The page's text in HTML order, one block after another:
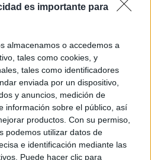
es importante para
almacenamos o accedemos a
tales como cookies, y
tales como identificadores
enviada por un dispositivo,
y anuncios, medición de
información sobre el público, así
productos. Con su permiso,
podemos utilizar datos de
e identificación mediante las
Puede hacer clic para